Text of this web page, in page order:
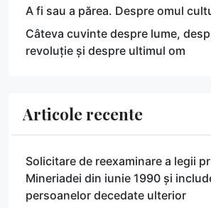
A fi sau a părea. Despre omul
Câteva cuvinte despre lume,
revoluție și despre ultimul om
Articole recente
Solicitare de reexaminare a legii
Mineriadei din iunie 1990 și
persoanelor decedate ulterior